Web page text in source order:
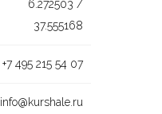
6.272503 /
37.555168
+7 495 215 54 07
info@kurshale.ru